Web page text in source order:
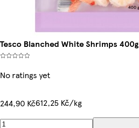
Tesco Blanched White Shrimps 400g
No ratings yet
244,90 Kč612,25 Kč/kg